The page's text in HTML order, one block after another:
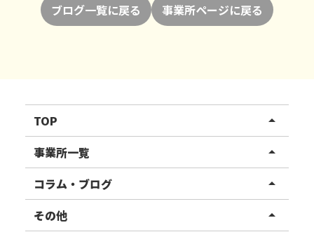
ブログ一覧に戻る 事業所ページに戻る
TOP arrow_drop_up
リハスワーク
リハスファーム
事業所一覧 arrow_drop_up
関東エリア
東北エリア
コラム・ブログ arrow_drop_up
事業所ブログ
その他 arrow_drop_up